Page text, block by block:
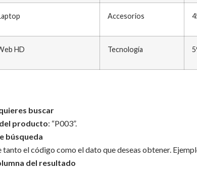
Accesorios
HD Tecnología
buscar
producto: “P003”.
búsqueda
tanto el código como el dato que deseas obtener.
del resultado